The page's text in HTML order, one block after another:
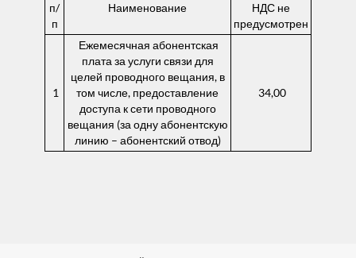
п/
п
Наименование
НДС не
предусмотрен
1
Ежемесячная абонентская
плата за услуги связи для
целей проводного вещания, в
том числе, предоставление
доступа к сети проводного
вещания (за одну абонентскую
линию – абонентский отвод)
34,00